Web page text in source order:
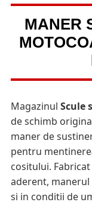
MANER
Magazinul Scule
de schimb
maner de
pentru
cositului.
aderent,
si in conditii de